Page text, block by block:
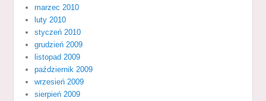
marzec 2010
luty 2010
styczeń 2010
grudzień 2009
listopad 2009
październik 2009
wrzesień 2009
sierpień 2009